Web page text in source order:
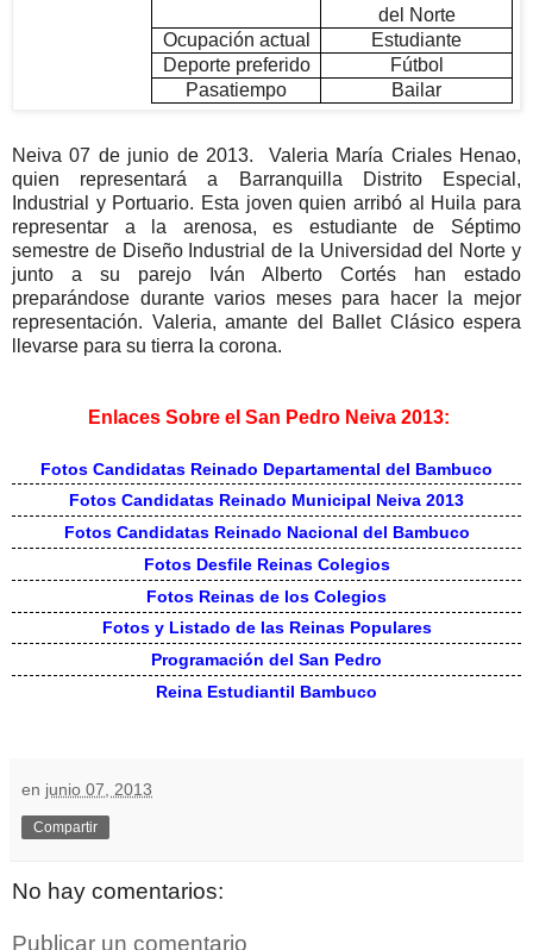
del Norte
Ocupación actual
Estudiante
Deporte preferido
Fútbol
Pasatiempo
Bailar
Neiva 07 de junio de 2013. Valeria María Criales Henao,
quien representará a Barranquilla Distrito Especial,
Industrial y Portuario. Esta joven quien arribó al Huila para
representar a la arenosa, es estudiante de Séptimo
semestre de Diseño Industrial de la Universidad del Norte y
junto a su parejo Iván Alberto Cortés han estado
preparándose durante varios meses para hacer la mejor
representación. Valeria, amante del Ballet Clásico espera
llevarse para su tierra la corona.
Enlaces Sobre el San Pedro Neiva 2013:
Fotos Candidatas Reinado Departamental del Bambuco
Fotos Candidatas Reinado Municipal Neiva 2013
Fotos Candidatas Reinado Nacional del Bambuco
Fotos Desfile Reinas Colegios
Fotos Reinas de los Colegios
Fotos y Listado de las Reinas Populares
Programación del San Pedro
Reina Estudiantil Bambuco
en junio 07, 2013
Compartir
No hay comentarios:
Publicar un comentario